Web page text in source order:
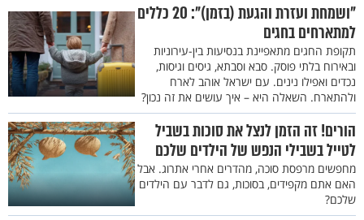
"ושמחת ועזרת והגעת (בזמן)": 20 כללים
למתארחים בחגים
תקופת החגים מתאפיינת בנסיעות בין-עירוניות
ובאירוח בלתי פוסק. סבא וסבתא, גיסים וגיסות,
נכדים ואפילו נינים. עם ישראל אוהב לארח
ולהתארח. השאלה היא – איך עושים את זה נכון?
הורים! זה הזמן לנצל את סוכות בשביל
לטייל בשבילי הנפש של הילדים שלכם
מחפשים מרפסת סוכה, מהדרים אחרי אתרוג. אבל
האם אתם מקפידים, בסוכות, גם לדבר עם הילדים
שלכם?